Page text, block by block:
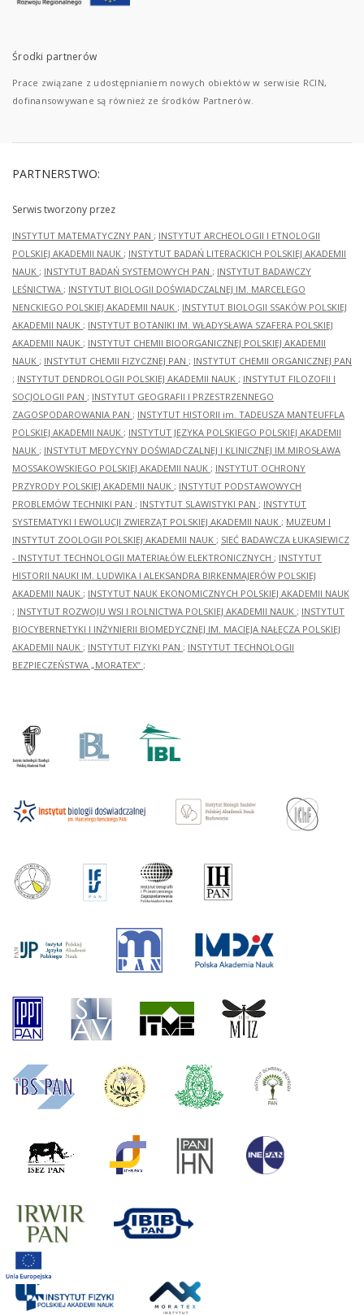
Środki partnerów
Prace związane z udostępnianiem nowych obiektów w serwisie RCIN,
dofinansowywane są również ze środków Partnerów.
PARTNERSTWO:
Serwis tworzony przez
INSTYTUT MATEMATYCZNY PAN ; INSTYTUT ARCHEOLOGII I ETNOLOGII
POLSKIEJ AKADEMII NAUK ; INSTYTUT BADAŃ LITERACKICH POLSKIEJ AKADEMII
NAUK ; INSTYTUT BADAŃ SYSTEMOWYCH PAN ; INSTYTUT BADAWCZY
LEŚNICTWA ; INSTYTUT BIOLOGII DOŚWIADCZALNEJ IM. MARCELEGO
NENCKIEGO POLSKIEJ AKADEMII NAUK ; INSTYTUT BIOLOGII SSAKÓW POLSKIEJ
AKADEMII NAUK ; INSTYTUT BOTANIKI IM. WŁADYSŁAWA SZAFERA POLSKIEJ
AKADEMII NAUK ; INSTYTUT CHEMII BIOORGANICZNEJ POLSKIEJ AKADEMII
NAUK ; INSTYTUT CHEMII FIZYCZNEJ PAN ; INSTYTUT CHEMII ORGANICZNEJ PAN
; INSTYTUT DENDROLOGII POLSKIEJ AKADEMII NAUK ; INSTYTUT FILOZOFII I
SOCJOLOGII PAN ; INSTYTUT GEOGRAFII I PRZESTRZENNEGO
ZAGOSPODAROWANIA PAN ; INSTYTUT HISTORII im. TADEUSZA MANTEUFFLA
POLSKIEJ AKADEMII NAUK ; INSTYTUT JĘZYKA POLSKIEGO POLSKIEJ AKADEMII
NAUK ; INSTYTUT MEDYCYNY DOŚWIADCZALNEJ I KLINICZNEJ IM.MIROSŁAWA
MOSSAKOWSKIEGO POLSKIEJ AKADEMII NAUK ; INSTYTUT OCHRONY
PRZYRODY POLSKIEJ AKADEMII NAUK ; INSTYTUT PODSTAWOWYCH
PROBLEMÓW TECHNIKI PAN ; INSTYTUT SLAWISTYKI PAN ; INSTYTUT
SYSTEMATYKI I EWOLUCJI ZWIERZĄT POLSKIEJ AKADEMII NAUK ; MUZEUM I
INSTYTUT ZOOLOGII POLSKIEJ AKADEMII NAUK ; SIEĆ BADAWCZA ŁUKASIEWICZ
- INSTYTUT TECHNOLOGII MATERIAŁÓW ELEKTRONICZNYCH ; INSTYTUT
HISTORII NAUKI IM. LUDWIKA I ALEKSANDRA BIRKENMAJERÓW POLSKIEJ
AKADEMII NAUK ; INSTYTUT NAUK EKONOMICZNYCH POLSKIEJ AKADEMII NAUK
; INSTYTUT ROZWOJU WSI I ROLNICTWA POLSKIEJ AKADEMII NAUK ; INSTYTUT
BIOCYBERNETYKI I INŻYNIERII BIOMEDYCZNEJ IM. MACIEJA NAŁĘCZA POLSKIEJ
AKADEMII NAUK ; INSTYTUT FIZYKI PAN ; INSTYTUT TECHNOLOGII
BEZPIECZEŃSTWA „MORATEX” ;